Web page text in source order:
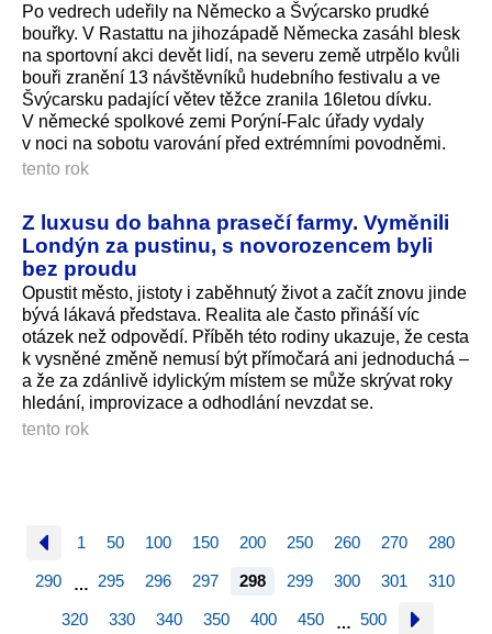
Po vedrech udeřily na Německo a Švýcarsko prudké
bouřky. V Rastattu na jihozápadě Německa zasáhl blesk
na sportovní akci devět lidí, na severu země utrpělo kvůli
bouři zranění 13 návštěvníků hudebního festivalu a ve
Švýcarsku padající větev těžce zranila 16letou dívku.
V německé spolkové zemi Porýní-Falc úřady vydaly
v noci na sobotu varování před extrémními povodněmi.
tento rok
Z luxusu do bahna prasečí farmy. Vyměnili
Londýn za pustinu, s novorozencem byli
bez proudu
Opustit město, jistoty i zaběhnutý život a začít znovu jinde
bývá lákavá představa. Realita ale často přináší víc
otázek než odpovědí. Příběh této rodiny ukazuje, že cesta
k vysněné změně nemusí být přímočará ani jednoduchá –
a že za zdánlivě idylickým místem se může skrývat roky
hledání, improvizace a odhodlání nevzdat se.
tento rok
1 50 100 150 200 250 260 270 280
290 … 295 296 297 298 299 300 301 310
320 330 340 350 400 450 … 500